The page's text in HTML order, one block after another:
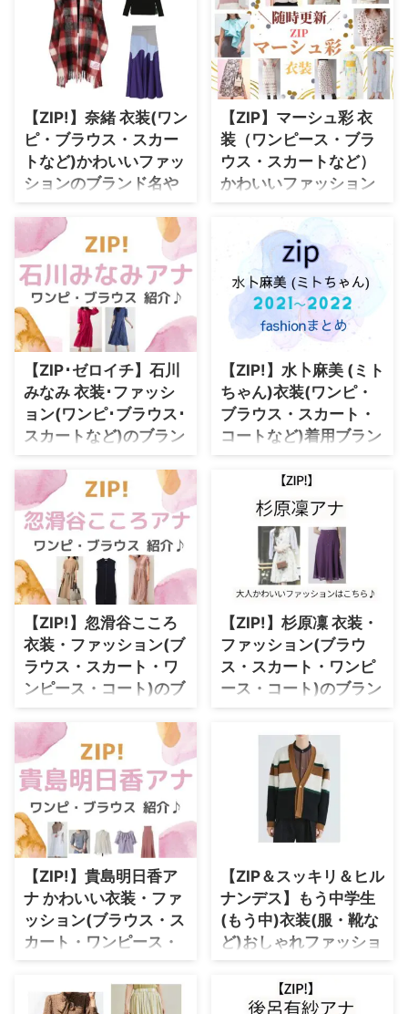
さんが着用している服（服装）・
カッコいい衣装（洋服・ファッシ
ョン・ブランド・バッグ・アクセ
サリー等）やコーデ・スポーツ器
具を紹介します♪ 岩田剛典さん
のプロフィール（年齢・身長）過
去に出演したドラマの衣装 生年
月日 1989年3月6日(歳) 身長
174cm ドラマ衣装 フォレスト ⇒
岩田剛典さんの衣装を全部チェッ
ク♪ それでは、早速チェ ...
【ZIP!】奈緒 衣装(ワン
ピ・ブラウス・スカー
トなど)かわいいファッ
ションのブランド名や
購入先紹介【随時更
新】
【ZIP!】10月金曜パーソナリティ
ーの奈緒 (なお)さんが着用してい
る衣装やファッションを紹介する
ページです♪ワンピース・ブラウ
ス・スカート・パンプス・ピアス
などのブランド名や購入先を随時
紹介していきます♪ まとめてい
るドラマ数はNo.1！！ ぜひブッ
クマークしてチェックして下さい
ね♪ 奈緒さんのプロフィール
（年齢・身長）過去に出演したド
ラマの衣装 生年月日 1995年2月
10日(歳) 身長 157cm ドラマ衣装
あのクズを殴ってやりたいんだ
奈緒さんの公式S ...
【ZIP】マーシュ彩 衣
装（ワンピース・ブラ
ウス・スカートなど）
かわいいファッション
まとめ♪
随時更新！【ZIPなどのTV番組】
マーシュ彩が着用している衣装・
ファッション・コーディネートを
紹介♪
【ZIP･ゼロイチ】石川
みなみ 衣装･ファッシ
ョン(ワンピ･ブラウス･
スカートなど)のブラン
ド紹介♪
石川みなみ(いしかわ みなみ)アナ
が【ZIP!・ゼロイチ】などで着用
している衣装(ワンピース・ブラ
ウス・スカートなどの洋服、ピア
ス・ネックレスなどのアクセサリ
ー、パンプスなど)のブランドを
リサーチしてまとめています
Instagramで見る
ZIP!(@ntvzip)がシェアした投稿
＼ 石川みなみ(年齢・身長)など
参考に♪／ 生年月日 1996年8月
...
【ZIP!】水卜麻美 (ミト
ちゃん)衣装(ワンピ・
ブラウス・スカート・
コートなど)着用ブラン
ドまとめ♪2021年〜
【ZIP!】で2021年〜2022年に水
み)アナが着用していた衣装(ワン
ピース・ブラウス・スカート・パ
ンプス・ピアスなど)のブランド
をまとめているページです♪
＼水卜麻美(ミトちゃん)プロフ
ィール♪／ 生年月日 1987年4月
10日(歳) 身長 158cm 血液型・愛
称 AB型・ミトちゃん パートナー
中村倫也さん ⇒ ミトちゃんの
2023年のzipのファッション ...
【ZIP!】忽滑谷こころ
衣装・ファッション(ブ
ラウス・スカート・ワ
ンピース・コート)のブ
ランド紹介♪
【ZIP!】で忽滑谷こころアナが着
用している衣装・ファッション・
ブランド紹介♪ 洋服 アクセサリ
ー 靴 バッグ 腕時計 メガネ 小道
具 インテリア 他にもアナウンサ
ーの衣装やドラマで使われている
インテリア・ロケ地も随時チェッ
クして毎日更新しています♪ ま
とめているドラマ数はNo.1！！
ぜひブックマークしてチェックし
て下さいね♪ この投稿を
Instagramで見る 忽
滑谷こころ | Kokoro Nukariya( ...
【ZIP!】杉原凜 衣装・
ファッション(ブラウ
ス・スカート・ワンピ
ース・コート)のブラン
ド紹介♪
【ZIP!】で杉原凜アナが着用して
いる衣装・ファッション・ブラン
ド紹介♪ 洋服 アクセサリー 靴 バ
ッグ 腕時計 メガネ 小道具 インテ
リア 他にもアナウンサーの衣装
やドラマで使われているインテリ
ア・ロケ地も随時チェックして毎
るドラマ数はNo.1！！ ぜひブッ
クマークしてチェックして下さい
ね♪ 🙄めずらしく(?) 今回はマジ
メに！？#今日もより良い一日と
なりますように！#杉原凜 #ZIP!
【ZIP!】貴島明日香ア
ナ かわいい衣装・ファ
ッション(ブラウス・ス
カート・ワンピース・
コート)のブランド紹介
貴島明日香(きじま あすか)さんが
【ZIP＆スッキリ＆ヒル
ナンデス】もう中学生
(もう中)衣装(服・靴な
ど)おしゃれファッショ
ンのブランド名や購入
【ZIP＆スッキリ＆ヒルナンデ